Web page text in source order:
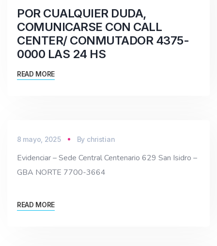
POR CUALQUIER DUDA,
COMUNICARSE CON CALL
CENTER/ CONMUTADOR 4375-
0000 LAS 24 HS
READ MORE
8 mayo, 2025 By christian
Evidenciar – Sede Central Centenario 629 San Isidro –
GBA NORTE 7700-3664
READ MORE